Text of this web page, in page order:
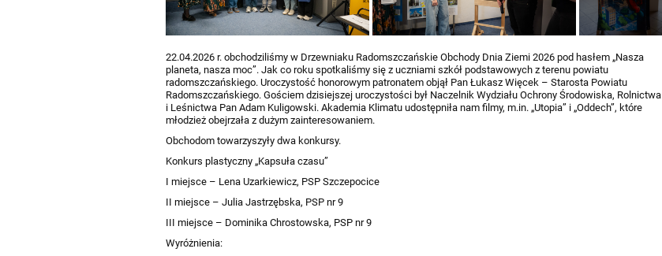
22.04.2026 r. obchodziliśmy w Drzewniaku Radomszczańskie Obchody Dnia Ziemi 2026 pod hasłem „Nasza
planeta, nasza moc”. Jak co roku spotkaliśmy się z uczniami szkół podstawowych z terenu powiatu
radomszczańskiego. Uroczystość honorowym patronatem objął Pan Łukasz Więcek – Starosta Powiatu
Radomszczańskiego. Gościem dzisiejszej uroczystości był Naczelnik Wydziału Ochrony Środowiska, Rolnictwa
i Leśnictwa Pan Adam Kuligowski. Akademia Klimatu udostępniła nam filmy, m.in. „Utopia” i „Oddech”, które
młodzież obejrzała z dużym zainteresowaniem.
Obchodom towarzyszyły dwa konkursy.
Konkurs plastyczny „Kapsuła czasu”
I miejsce – Lena Uzarkiewicz, PSP Szczepocice
II miejsce – Julia Jastrzębska, PSP nr 9
III miejsce – Dominika Chrostowska, PSP nr 9
Wyróżnienia: